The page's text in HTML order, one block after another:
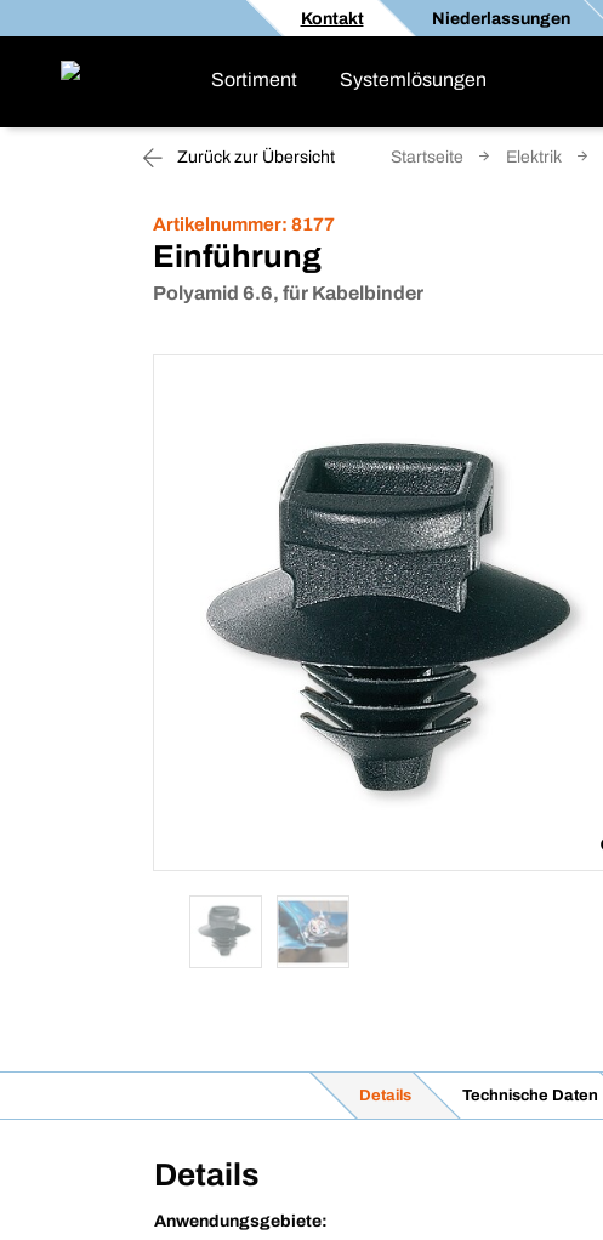
Kontakt Niederlassungen
Sortiment Systemlösungen
Zurück zur Übersicht Startseite Elektrik
Artikelnummer: 8177
Einführung
Polyamid 6.6, für Kabelbinder
Details Technische Daten
Details
Anwendungsgebiete: